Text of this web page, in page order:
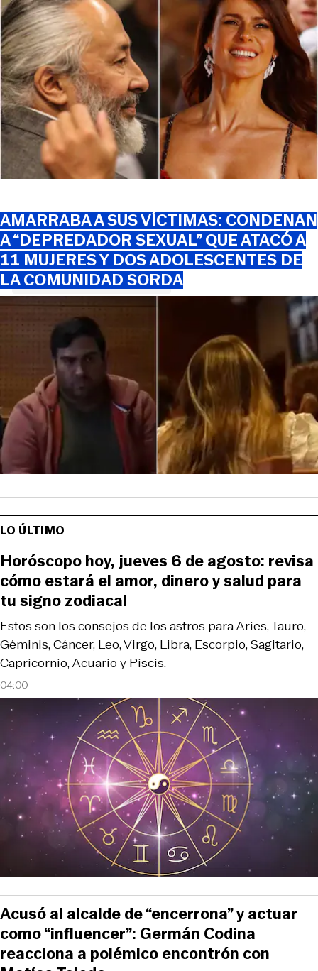
AMARRABA A SUS VÍCTIMAS: CONDENAN
A “DEPREDADOR SEXUAL” QUE ATACÓ A
11 MUJERES Y DOS ADOLESCENTES DE
LA COMUNIDAD SORDA
LO ÚLTIMO
04:00
Estos son los consejos de los astros para Aries, Tauro,
Géminis, Cáncer, Leo, Virgo, Libra, Escorpio, Sagitario,
Capricornio, Acuario y Piscis.
Horóscopo hoy, jueves 6 de agosto: revisa
cómo estará el amor, dinero y salud para
tu signo zodiacal
Acusó al alcalde de “encerrona” y actuar
como “influencer”: Germán Codina
reacciona a polémico encontrón con